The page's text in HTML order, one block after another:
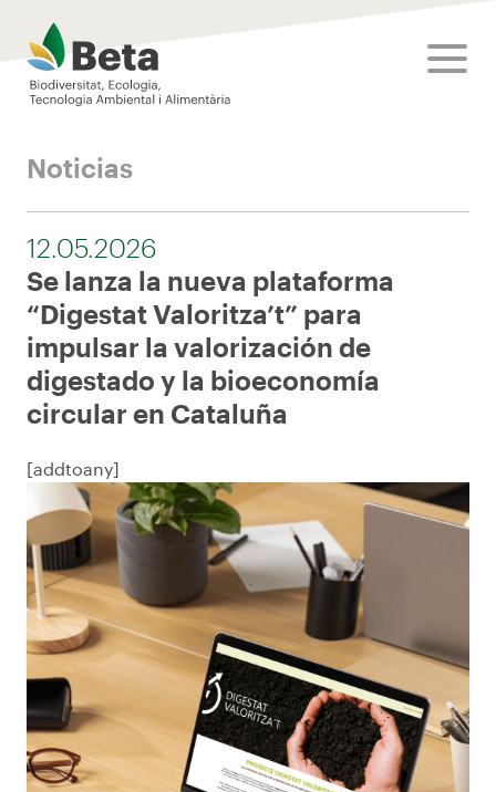
Beta Tech Center
Noticias
12.05.2026
Se lanza la nueva plataforma
“Digestat Valoritza’t” para
impulsar la valorización de
digestado y la bioeconomía
circular en Cataluña
[addtoany]